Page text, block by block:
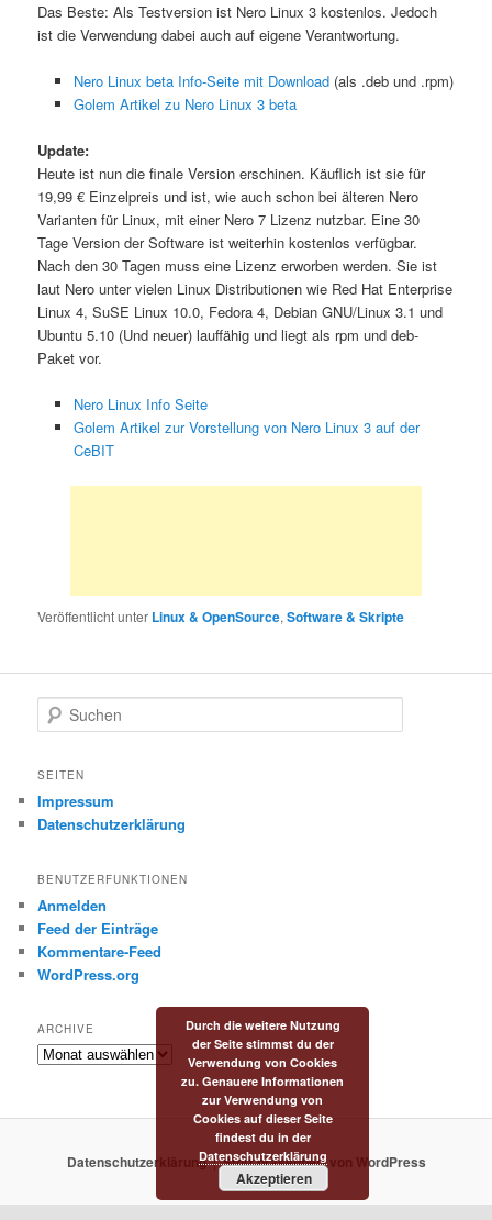
Das Beste: Als Testversion ist Nero Linux 3 kostenlos. Jedoch
ist die Verwendung dabei auch auf eigene Verantwortung.
Nero Linux beta Info-Seite mit Download(als .deb und .rpm)
Golem Artikel zu Nero Linux 3 beta
Update:
Heute ist nun die finale Version erschinen. Käuflich ist sie für
19,99 € Einzelpreis und ist, wie auch schon bei älteren Nero
Varianten für Linux, mit einer Nero 7 Lizenz nutzbar. Eine 30
Tage Version der Software ist weiterhin kostenlos verfügbar.
Nach den 30 Tagen muss eine Lizenz erworben werden. Sie ist
laut Nero unter vielen Linux Distributionen wie Red Hat Enterprise
Linux 4, SuSE Linux 10.0, Fedora 4, Debian GNU/Linux 3.1 und
Ubuntu 5.10 (Und neuer) lauffähig und liegt als rpm und deb-
Paket vor.
Nero Linux Info Seite
Golem Artikel zur Vorstellung von Nero Linux 3 auf der
CeBIT
Veröffentlicht unter Linux & OpenSource,Software & Skripte
u
h
n
SEITEN
Impressum
Datenschutzerklärung
BENUTZERFUNKTIONEN
Anmelden
Feed der Einträge
Kommentare-Feed
WordPress.org
ARCHIVE
Archive
Datenschutzerklärung Stolz präsentiert von WordPress
Durch die weitere Nutzung
der Seite stimmst du der
Verwendung von Cookies
zu. Genauere Informationen
zur Verwendung von
Cookies auf dieser Seite
findest du in der
Datenschutzerklärung
Akzeptieren